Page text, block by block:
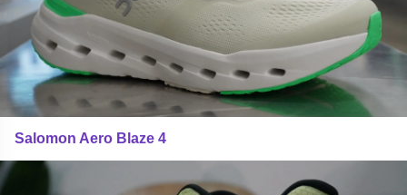
Salomon Aero Blaze 4